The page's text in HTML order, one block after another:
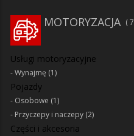
MOTORYZACJA 7
Usługi motoryzacyjne
Wynajmę (1)
Pojazdy
Osobowe (1)
Przyczepy i naczepy (2)
Części i akcesoria